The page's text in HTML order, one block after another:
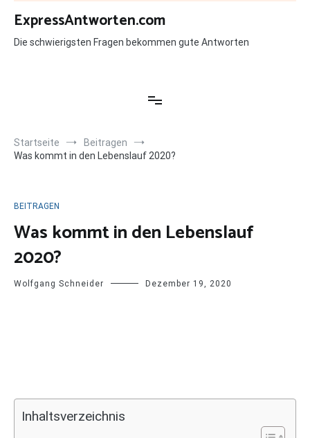
Zum
Inhalt
springen
ExpressAntworten.com
Die schwierigsten Fragen bekommen gute Antworten
Startseite
Beitragen
Was kommt in den Lebenslauf 2020?
BEITRAGEN
Was kommt in den Lebenslauf
2020?
Wolfgang Schneider Dezember 19, 2020
Inhaltsverzeichnis